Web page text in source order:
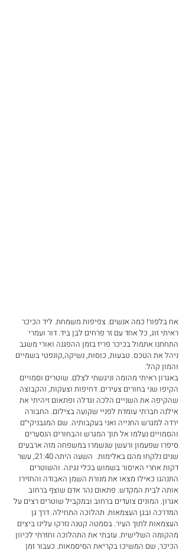
אח בלפור! כמה אנשים. צפיפות משמחת. ליד הכיכר
ראיתי זוג, כל אחד עם זר פרחים לבן ביד. דור ועמרי
התחתנו אתמול בכיכר פריז בזמן ההפגנה ואורי משגב
ניהל את הטכס. טבעות, כוסות, נשיקה,קונפטי בשמיים
והמון קהל.
באגרון ראיתי מהומה וניגשתי לצלם. שוטרים וסמויים
הקיפו שני בחורים צעירים. דחיפות וצעקות, והקבוצה
שהקיפה את השניים הלכה וגדלה ופתאום זיהיתי את
אילנה חברתי עומדת לפניי שקועה בצילום. החבורה
ירדה למגרש החנייה ואני בעקבותיה. שם המגבניקי׳׳ם
והסמויים נעלמו אל תוך המגרש והבחורים הנסערים
סיפרו שפעמון ורעשן שנשמרו במשפחה מזה ארבעים
שנים נלקחו מהם באלימות.  השעה היתה 21:40, עשר
דקות אחרי האיסור בשמוש בכלי נגינה. והשוטרים
התנהגו כאילו מצאו את מנורת השמן האבודה והחזירו
אותה לבית המקדש. פתאום נהר אדם שוצף ברחוב
אגרון. המונים צועדים ברחוב ובמקביל שוטרים רצים על
המדרכה ובגן העצמאות. תהלוכה התחילה. דרך גן
העצמאות לתוך העיר. בסמטה קטנה נזרקו עלינו ביצים
מהקומה השלישית. עזבתי את התהלוכה וחזרתי לכיוון
הכיכר, שם המשיכו בקריאת הסיסמאות. כעבור זמן